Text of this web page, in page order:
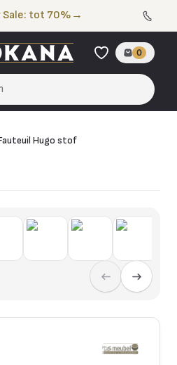
Sale: tot 70% →
0
Hugo stof